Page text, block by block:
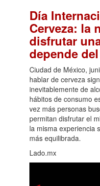
Día
Cerveza: la
disfrutar
depende
Ciudad de México,
hablar de cerveza
inevitablemente de
hábitos de consumo
vez más personas
permitan disfrutar el
la misma experiencia
más equilibrada.
Lado.mx